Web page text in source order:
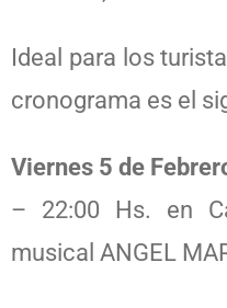
Ideal para los
cronograma es el
Viernes 5 de
– 22:00 Hs. en
musical ANGEL